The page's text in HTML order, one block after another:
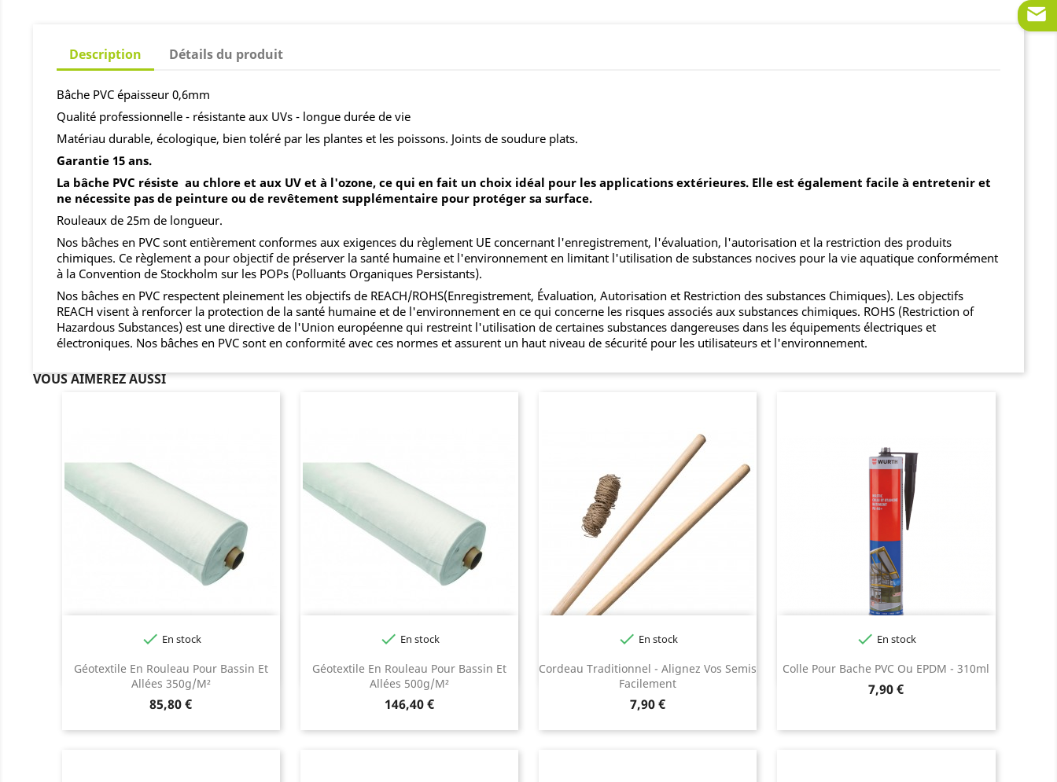
Description Détails du produit
Bâche PVC épaisseur 0,6mm
Qualité professionnelle - résistante aux UVs - longue durée de vie
Matériau durable, écologique, bien toléré par les plantes et les poissons. Joints de soudure plats.
Garantie 15 ans.
La bâche PVC résiste au chlore et aux UV et à l'ozone, ce qui en fait un choix idéal pour les applications extérieures. Elle est également facile à entretenir et
ne nécessite pas de peinture ou de revêtement supplémentaire pour protéger sa surface.
Rouleaux de 25m de longueur.
Nos bâches en PVC sont entièrement conformes aux exigences du règlement UE concernant l'enregistrement, l'évaluation, l'autorisation et la restriction des produits
chimiques. Ce règlement a pour objectif de préserver la santé humaine et l'environnement en limitant l'utilisation de substances nocives pour la vie aquatique conformément
à la Convention de Stockholm sur les POPs (Polluants Organiques Persistants).
Nos bâches en PVC respectent pleinement les objectifs de REACH/ROHS(Enregistrement, Évaluation, Autorisation et Restriction des substances Chimiques). Les objectifs
REACH visent à renforcer la protection de la santé humaine et de l'environnement en ce qui concerne les risques associés aux substances chimiques. ROHS (Restriction of
Hazardous Substances) est une directive de l'Union européenne qui restreint l'utilisation de certaines substances dangereuses dans les équipements électriques et
électroniques. Nos bâches en PVC sont en conformité avec ces normes et assurent un haut niveau de sécurité pour les utilisateurs et l'environnement.
VOUS AIMEREZ AUSSI
Géotextile En Rouleau Pour Bassin Et
Allées 350g/m²
Prix
85,80 €
 En stock
Géotextile En Rouleau Pour Bassin Et
Allées 500g/m²
Prix
146,40 €
 En stock
Cordeau Traditionnel - Alignez Vos Semis
Facilement
Prix
7,90 €
 En stock
Colle Pour Bache PVC Ou EPDM - 310ml
Prix
7,90 €
 En stock
Noir